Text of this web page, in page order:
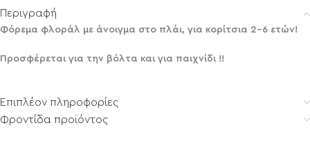
Περιγραφή
Φόρεμα φλοράλ με άνοιγμα στο πλάι, για κορίτσια 2-6 ετών!
Προσφέρεται για την βόλτα και για παιχνίδι !!
Επιπλέον πληροφορίες
Φροντίδα προϊόντος